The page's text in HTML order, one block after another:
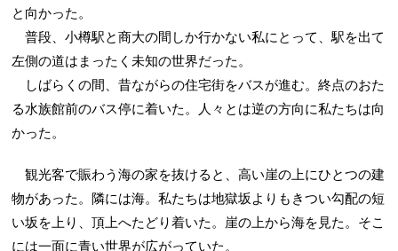
と向かった。
普段、小樽駅と商大の間しか行かない私にとって、駅を出て
左側の道はまったく未知の世界だった。
しばらくの間、昔ながらの住宅街をバスが進む。終点のおた
る水族館前のバス停に着いた。人々とは逆の方向に私たちは向
かった。
観光客で賑わう海の家を抜けると、高い崖の上にひとつの建
物があった。隣には海。私たちは地獄坂よりもきつい勾配の短
い坂を上り、頂上へたどり着いた。崖の上から海を見た。そこ
には一面に青い世界が広がっていた。